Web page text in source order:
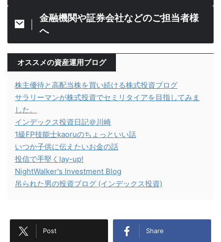
金融機関や証券会社などのご担当者様
へ
オススメの資産運用ブログ
株主優待と高配当株を買い続ける株式投資ブログ
サラリーマンが株式投資でセミリタイアを目指してみま
した。
インデックス投資日記＠川崎
1級FP技能士kaoruのちょっといい話
いつか子供に伝えたいお金の話
投信で手堅くlay-up!
NightWalker's Investment Blog
吊られた男の投資ブログ (インデックス投資)
Post Share